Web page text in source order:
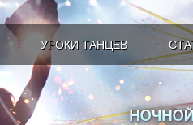
УРОКИ ТАНЦЕВ